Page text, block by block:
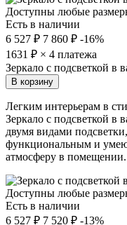
Доступны любые
Есть в наличии
6 527 ₽ 7 860 ₽ -16%
1631 ₽ × 4 платежа
Зеркало с подсветкой в
В корзину
Легким интерьерам в
Зеркало с подсветкой в
двумя видами
функциональным и
атмосферу в помещении.
Доступны любые
Есть в наличии
6 527 ₽ 7 520 ₽ -13%